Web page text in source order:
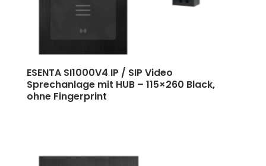
ESENTA SI1000V4 IP / SIP Video
Sprechanlage mit HUB – 115×260 Black,
ohne Fingerprint